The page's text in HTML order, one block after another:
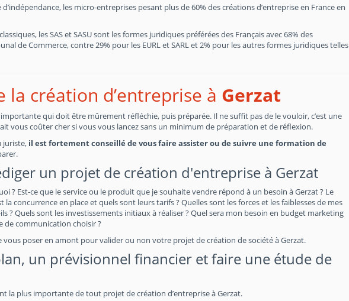
les micro-entreprises pesant plus de 60% des créations d’entreprise en France en
les SAS et SASU sont les formes juridiques préférées des Français avec 68% des
de Commerce, contre 29% pour les EURL et SARL et 2% pour les autres formes juridiques telles
la création d’entreprise à Gerzat
qui doit être mûrement réfléchie, puis préparée. Il ne suffit pas de le vouloir, c’est une
vous coûter cher si vous vous lancez sans un minimum de préparation et de réflexion.
juriste, il est fortement conseillé de vous faire assister ou de suivre une formation de
un projet de création d'entreprise à Gerzat
? Est-ce que le service ou le produit que je souhaite vendre répond à un besoin à Gerzat ? Le
la concurrence en place et quels sont leurs tarifs ? Quelles sont les forces et les faiblesses de mes
? Quels sont les investissements initiaux à réaliser ? Quel sera mon besoin en budget marketing
de communication choisir ?
poser en amont pour valider ou non votre projet de création de société à Gerzat.
un prévisionnel financier et faire une étude de
la plus importante de tout projet de création d’entreprise à Gerzat.